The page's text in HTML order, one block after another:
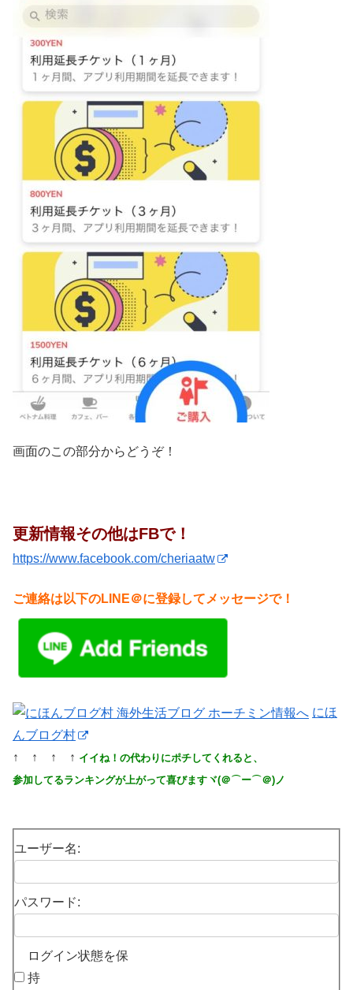
画面のこの部分からどうぞ！
更新情報その他はFBで！
https://www.facebook.com/cheriaatw
ご連絡は以下のLINE＠に登録してメッセージで！
にほ
んブログ村
↑ ↑ ↑ ↑ イイね！の代わりにポチしてくれると、
参加してるランキングが上がって喜びますヾ(＠⌒ー⌒＠)ノ
ユーザー名:
パスワード:
ログイン状態を保
持